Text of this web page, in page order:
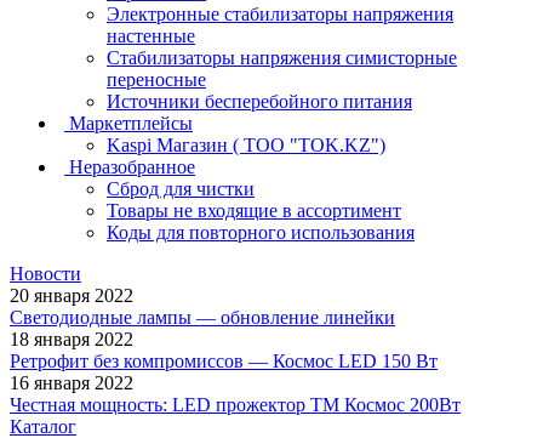
Электронные стабилизаторы напряжения
настенные
Стабилизаторы напряжения симисторные
переносные
Источники бесперебойного питания
Маркетплейсы
Kaspi Магазин ( ТОО "TOK.KZ")
Неразобранное
Сброд для чистки
Товары не входящие в ассортимент
Коды для повторного использования
Новости
20 января 2022
Светодиодные лампы — обновление линейки
18 января 2022
Ретрофит без компромиссов — Космос LED 150 Вт
16 января 2022
Честная мощность: LED прожектор ТМ Космос 200Вт
Каталог